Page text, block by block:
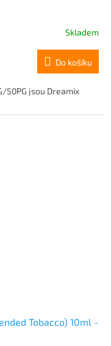
Skladem
Do košíku
50PG jsou Dreamix
Tobacco) 10ml -